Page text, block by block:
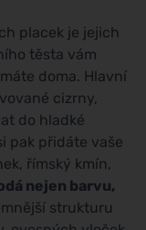
placek je jejich
těsta vám
doma. Hlavní
cizrny,
do hladké
pak přidáte vaše
římský kmín,
nejen barvu,
strukturu